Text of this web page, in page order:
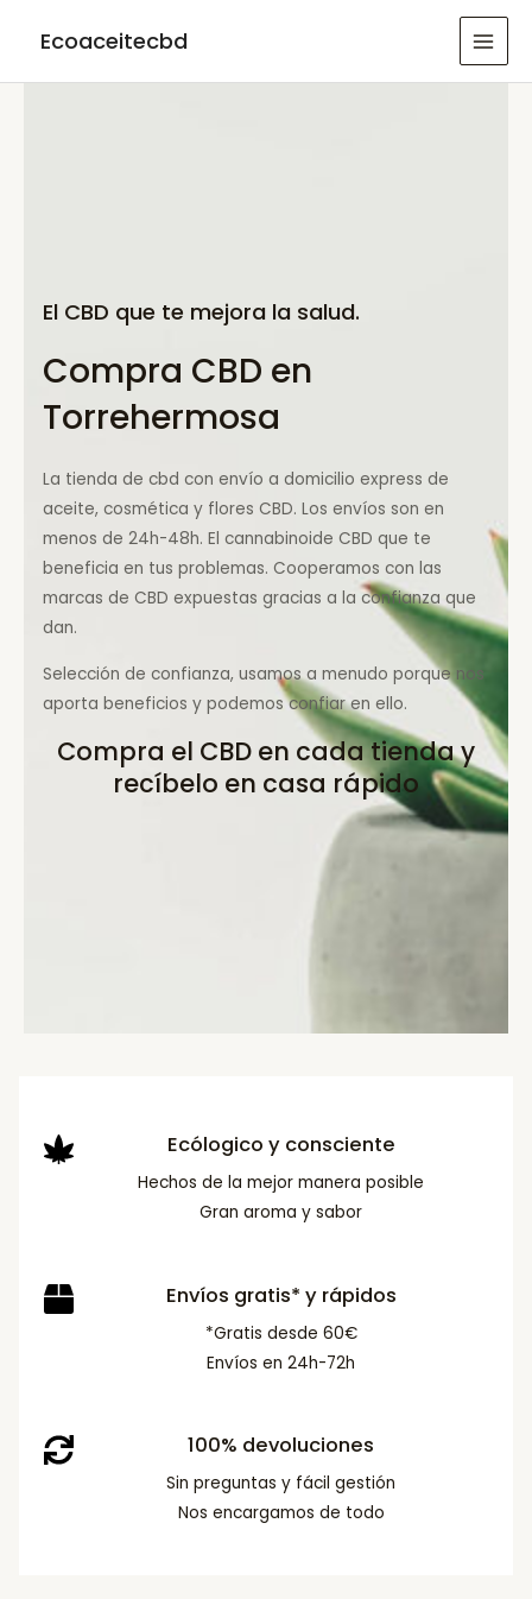
Ecoaceitecbd
El CBD que te mejora la salud.
Compra CBD en
Torrehermosa
La tienda de cbd con envío a domicilio express de
aceite, cosmética y flores CBD. Los envíos son en
menos de 24h-48h. El cannabinoide CBD que te
beneficia en tus problemas. Cooperamos con las
marcas de CBD expuestas gracias a la confianza que
dan.
Selección de confianza, usamos a menudo porque nos
aporta beneficios y podemos confiar en ello.
Compra el CBD en cada tienda y
recíbelo en casa rápido
Ecólogico y consciente
Hechos de la mejor manera posible
Gran aroma y sabor
Envíos gratis* y rápidos
*Gratis desde 60€
Envíos en 24h-72h
100% devoluciones
Sin preguntas y fácil gestión
Nos encargamos de todo